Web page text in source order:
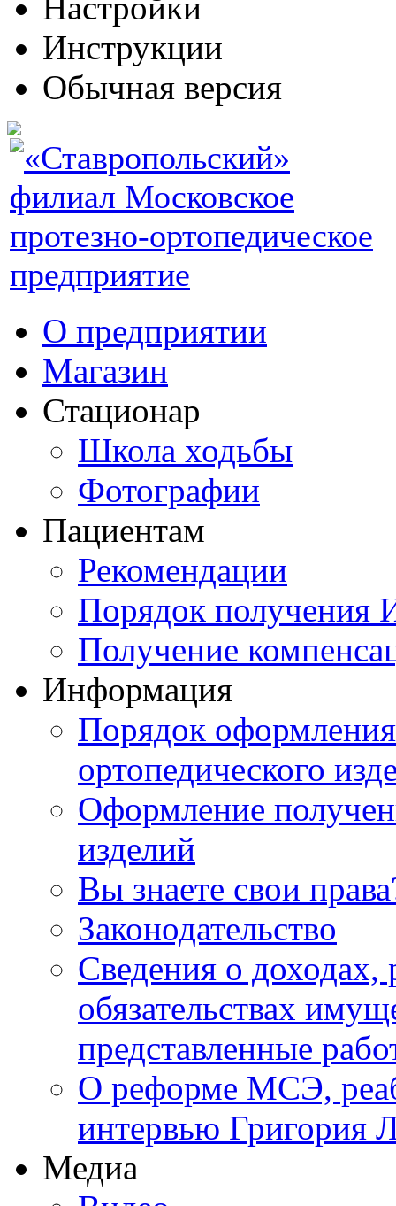
Инструкции
Обычная версия
О предприятии
Магазин
Стационар
Школа ходьбы
Фотографии
Пациентам
Рекомендации
Порядок получения
Получение
Информация
Порядок оформления
ортопедического
Оформление
изделий
Вы знаете свои
Законодательство
Сведения о доходах,
обязательствах
представленные
О реформе МСЭ,
интервью Григория
Медиа